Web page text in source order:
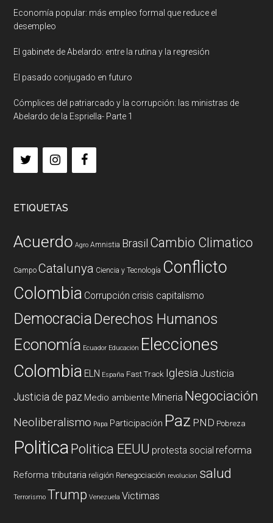
Economía popular: más empleo formal que reduce el
desempleo
El gabinete de Abelardo: entre la rutina y la regresión
El pasado conjugado en futuro
Cómplices del patriarcado y la corrupción: las ministras de
Abelardo de la Espriella- Parte 1
ETIQUETAS
Acuerdo Agro Amnistia Brasil Cambio Climatico
Campo Catalunya Ciencia y Tecnología Conflicto
Colombia Corrupción crisis capitalismo
DemocraciaDerechos Humanos
Economía Ecuador Educación Elecciones
Colombia ELN España Fast Track Iglesia Justicia
Justicia de paz Medio ambiente Mineria Negociación
Neoliberalismo Papa Participación Paz PND Pobreza
PoliticaPolitica EEUU protesta social reforma
Reforma tributaria religión Renegociación revolucion salud
Terrorismo Trump Venezuela Victimas